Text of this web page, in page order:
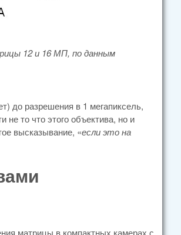
12 и 16 МП, по данным
до разрешения в 1 мегапиксель,
то что этого объектива, но и
высказывание, «если это на
матрицы в компактных камерах с